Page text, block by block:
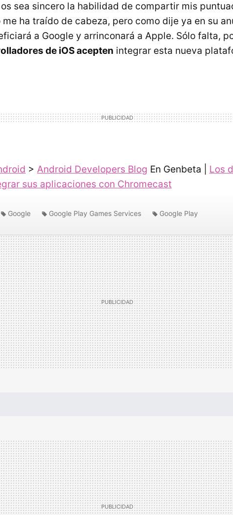
sea sincero la habilidad de compartir mis
me ha traído de cabeza, pero como dije ya en su
a Google y arrinconará a Apple. Sólo falta,
de iOS acepten integrar esta nueva
> Android Developers Blog En Genbeta | Los
sus aplicaciones con Chromecast
Google Google Play Games Services Google Play